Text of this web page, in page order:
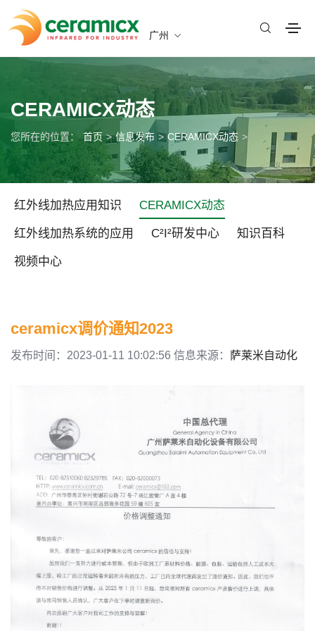
广州
CERAMICX动态
您所在的位置： 首页 > 信息发布 > CERAMICX动态 >
红外线加热应用知识 CERAMICX动态
红外线加热系统的应用 C²I²研发中心 知识百科
视频中心
ceramicx调价通知2023
发布时间：2023-01-11 10:02:56 信息来源： 萨莱米自动化